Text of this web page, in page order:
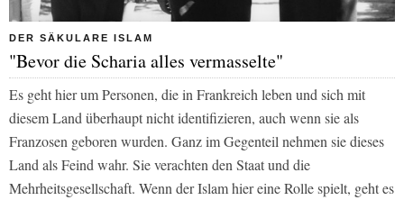
DER SÄKULARE ISLAM
"Bevor die Scharia alles vermasselte"
Es geht hier um Personen, die in Frankreich leben und sich mit
diesem Land überhaupt nicht identifizieren, auch wenn sie als
Franzosen geboren wurden. Ganz im Gegenteil nehmen sie dieses
Land als Feind wahr. Sie verachten den Staat und die
Mehrheitsgesellschaft. Wenn der Islam hier eine Rolle spielt, geht es